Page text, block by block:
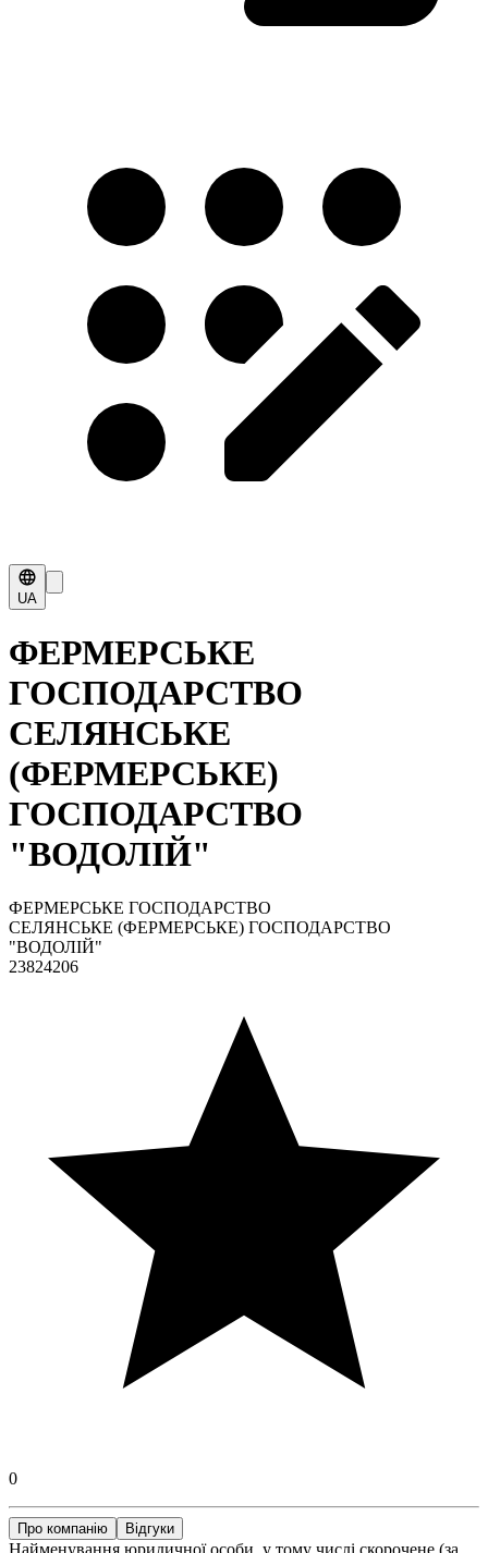
UA
ФЕРМЕРСЬКЕ
ГОСПОДАРСТВО
СЕЛЯНСЬКЕ
(ФЕРМЕРСЬКЕ)
ГОСПОДАРСТВО
"ВОДОЛІЙ"
ФЕРМЕРСЬКЕ ГОСПОДАРСТВО
СЕЛЯНСЬКЕ (ФЕРМЕРСЬКЕ) ГОСПОДАРСТВО
"ВОДОЛІЙ"
23824206
0
Про компанію Відгуки
Найменування юридичної особи, у тому числі скорочене (за